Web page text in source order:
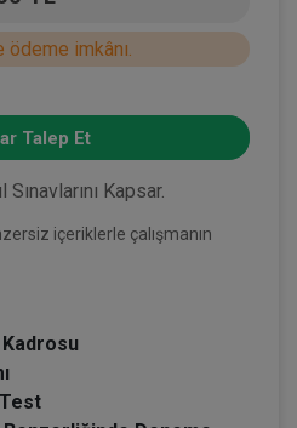
imkânı.
Talep Et
Kapsar.
içeriklerle çalışmanın